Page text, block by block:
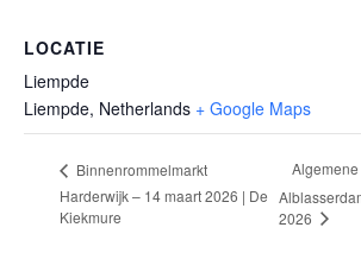
LOCATIE
Liempde
Liempde, Netherlands + Google Maps
Binnenrommelmarkt
Harderwijk – 14 maart 2026 | De
Kiekmure
2026